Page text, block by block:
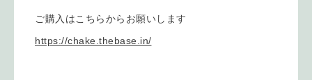
ご購入はこちらからお願いします
https://chake.thebase.in/